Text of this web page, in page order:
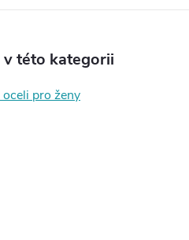
této kategorii
pro ženy